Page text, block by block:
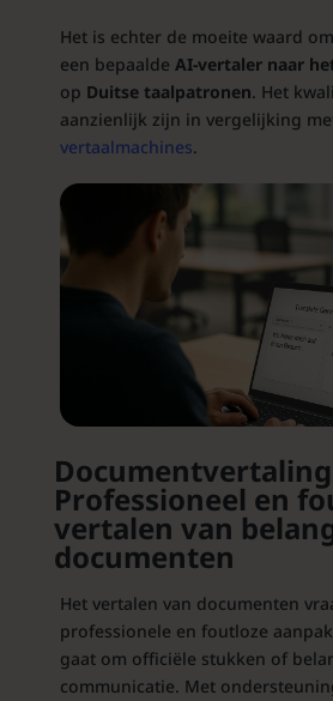
Het is echter de moeite waard
een bepaalde AI-vertaler naar
op Duitse taalpatronen. Het
aanzienlijk zijn in vergelijking
vertaalmachines.
Professioneel en
vertalen van
documenten
Het vertalen van documenten
professionele en foutloze
gaat om officiële stukken of
communicatie. Met